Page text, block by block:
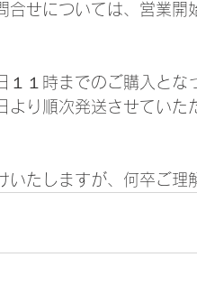
合せについては、営業開
１１時までのご購入とな
より順次発送させていた
いたしますが、何卒ご理